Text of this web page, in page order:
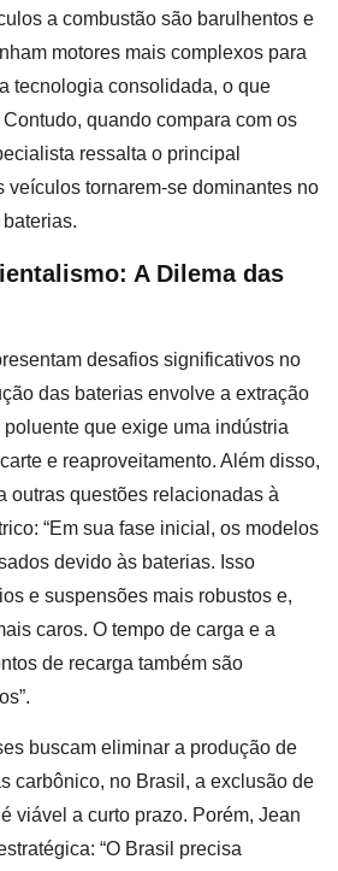
a combustão são barulhentos e
motores mais complexos para
tecnologia consolidada, o que
Contudo, quando compara com os
ressalta o principal
veículos tornarem-se dominantes no
A Dilema das
desafios significativos no
das baterias envolve a extração
que exige uma indústria
e reaproveitamento. Além disso,
outras questões relacionadas à
“Em sua fase inicial, os modelos
devido às baterias. Isso
e suspensões mais robustos e,
caros. O tempo de carga e a
de recarga também são
buscam eliminar a produção de
carbônico, no Brasil, a exclusão de
viável a curto prazo. Porém, Jean
“O Brasil precisa